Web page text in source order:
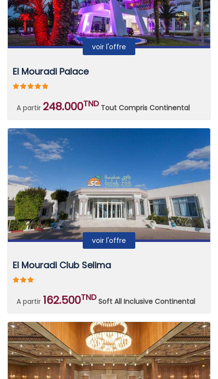
voir l'offre
El Mouradi Palace
A partir 248.000TND Tout Compris Continental
voir l'offre
El Mouradi Club Selima
A partir 162.500TND Soft All Inclusive Continental